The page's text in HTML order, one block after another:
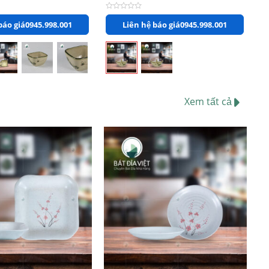
giá0945.998.001
Được
hạng
5
sao
Liên hệ báo giá0945.998.001
Xem tất cả
+